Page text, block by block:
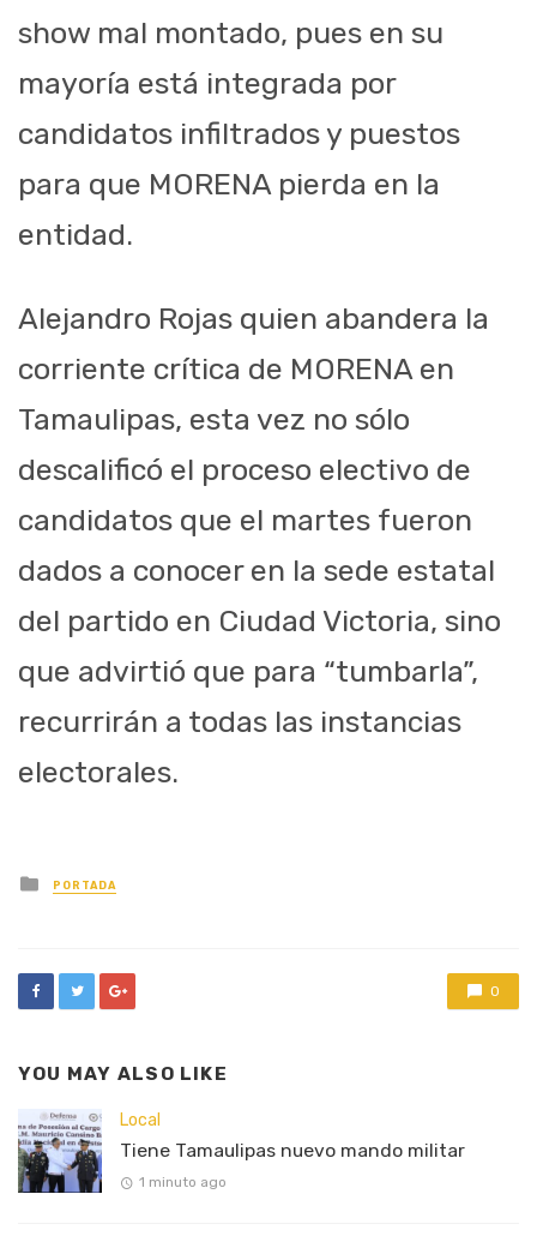
show mal montado, pues en su
mayoría está integrada por
candidatos infiltrados y puestos
para que MORENA pierda en la
entidad.
Alejandro Rojas quien abandera la
corriente crítica de MORENA en
Tamaulipas, esta vez no sólo
descalificó el proceso electivo de
candidatos que el martes fueron
dados a conocer en la sede estatal
del partido en Ciudad Victoria, sino
que advirtió que para “tumbarla”,
recurrirán a todas las instancias
electorales.
Posted
in
PORTADA
0
YOU MAY ALSO LIKE
Local
Tiene Tamaulipas nuevo mando militar
1 minuto ago